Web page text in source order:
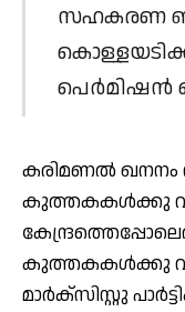
സഹകരണ
പെര്‍മിഷന്‍
കരിമണല്‍ ഖനനം
കുത്തകകള്‍ക്കു
കുത്തകകള്‍ക്കു
മാര്‍ക്‌സിസ്റ്റു